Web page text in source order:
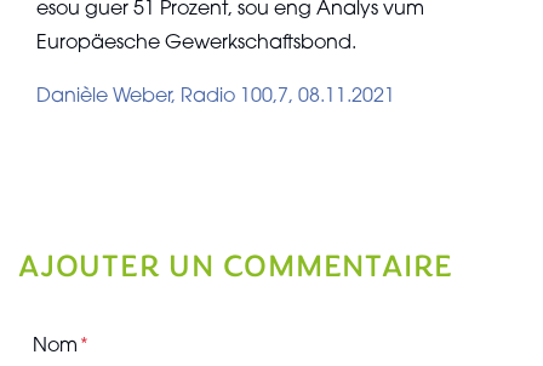
esou guer 51 Prozent, sou eng Analys vum
Europäesche Gewerkschaftsbond.
Danièle Weber, Radio 100,7, 08.11.2021
AJOUTER UN COMMENTAIRE
Nom